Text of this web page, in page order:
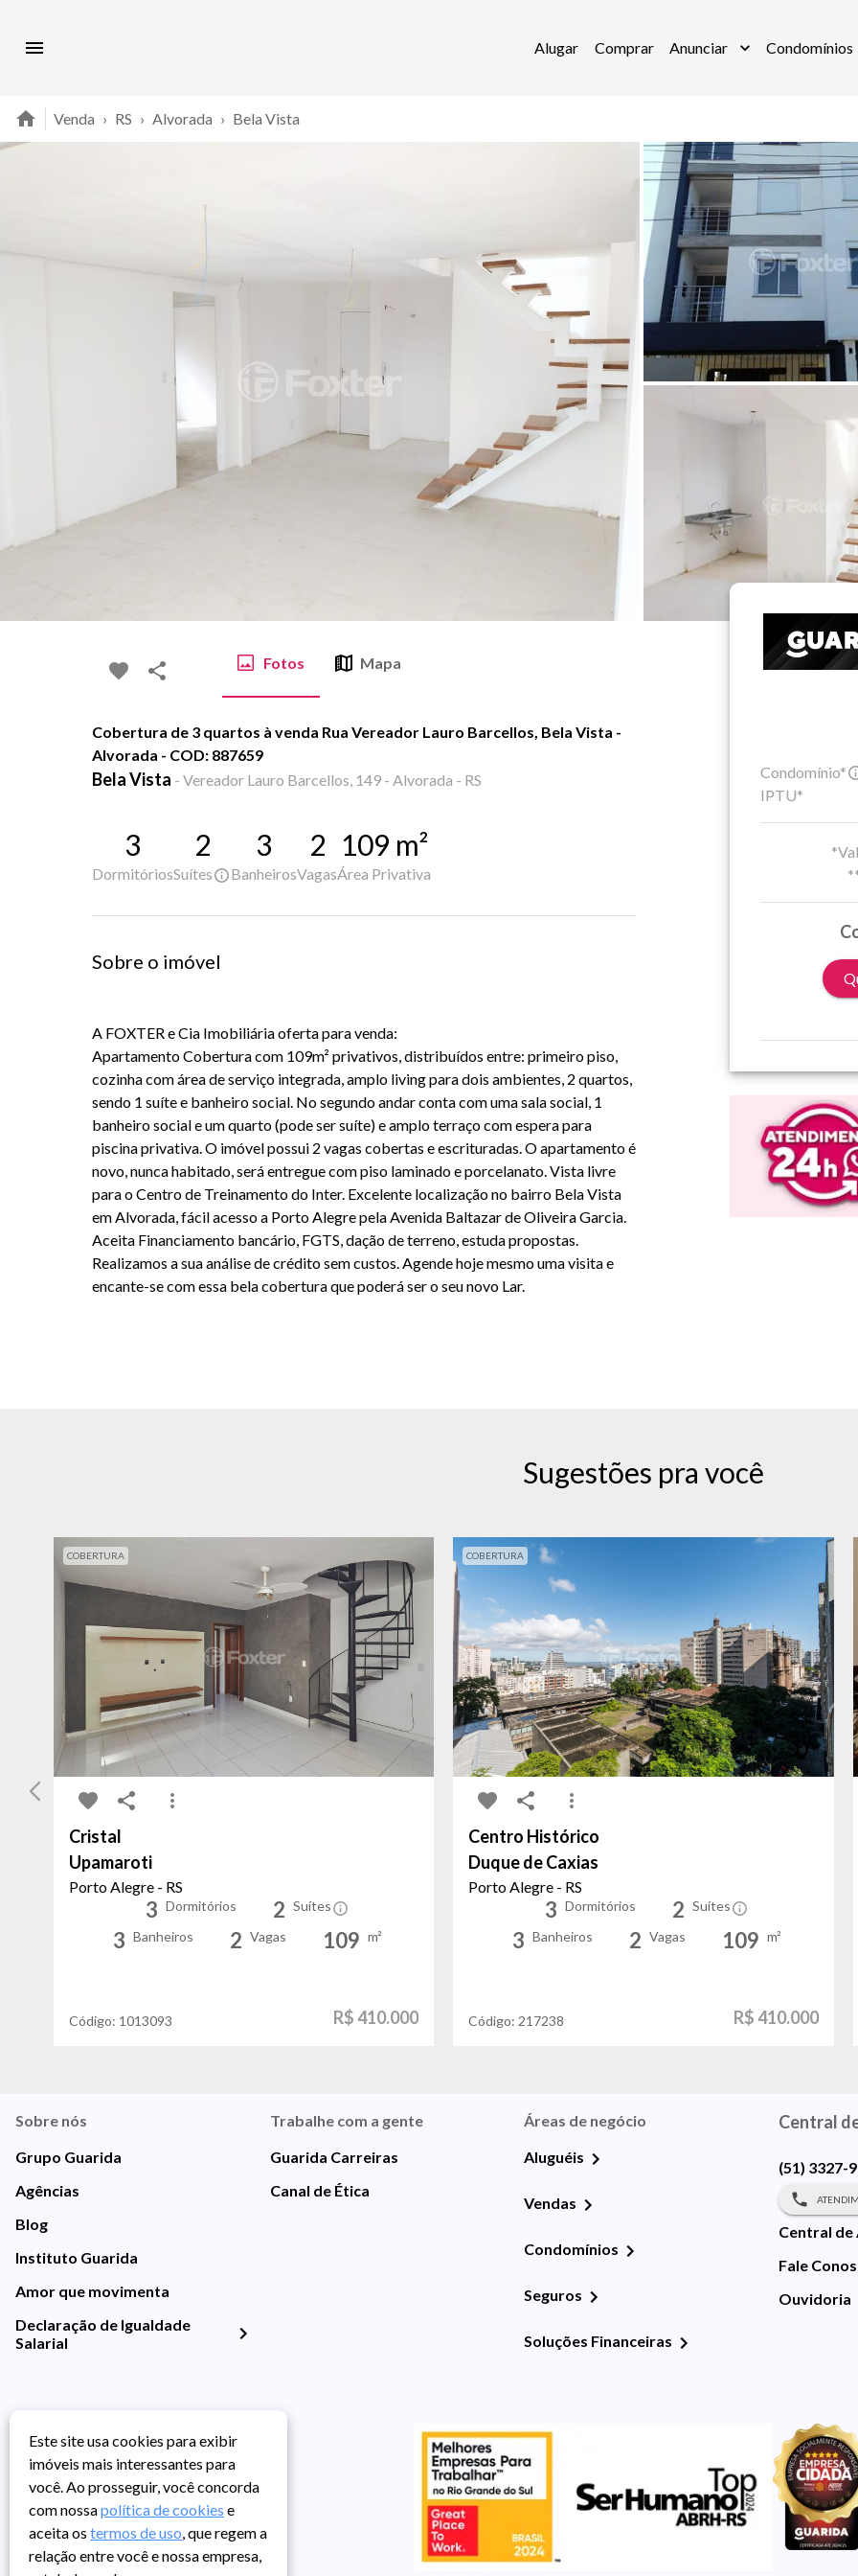
Alugar Comprar Anunciar Condomínios
Venda › RS › Alvorada › Bela Vista
Fotos Mapa
Cobertura de 3 quartos à venda Rua Vereador Lauro Barcellos, Bela Vista -
Alvorada - COD: 887659
Bela Vista - Vereador Lauro Barcellos, 149 - Alvorada - RS
3
Dormitórios
2
Suítes
3
Banheiros
2
Vagas
109 m²
Área Privativa
Sobre o imóvel
A FOXTER e Cia Imobiliária oferta para venda:
Apartamento Cobertura com 109m² privativos, distribuídos entre: primeiro piso,
cozinha com área de serviço integrada, amplo living para dois ambientes, 2 quartos,
sendo 1 suíte e banheiro social. No segundo andar conta com uma sala social, 1
banheiro social e um quarto (pode ser suíte) e amplo terraço com espera para
piscina privativa. O imóvel possui 2 vagas cobertas e escrituradas. O apartamento é
novo, nunca habitado, será entregue com piso laminado e porcelanato. Vista livre
para o Centro de Treinamento do Inter. Excelente localização no bairro Bela Vista
em Alvorada, fácil acesso a Porto Alegre pela Avenida Baltazar de Oliveira Garcia.
Aceita Financiamento bancário, FGTS, dação de terreno, estuda propostas.
Realizamos a sua análise de crédito sem custos. Agende hoje mesmo uma visita e
encante-se com essa bela cobertura que poderá ser o seu novo Lar.
Condomínio*
IPTU*
Sugestões pra você
COBERTURA
Cristal
Upamaroti
Porto Alegre - RS
3 Dormitórios 2 Suítes
3 Banheiros 2 Vagas 109 m²
Código: 1013093 R$ 410.000
COBERTURA
Centro Histórico
Duque de Caxias
Porto Alegre - RS
3 Dormitórios 2 Suítes
3 Banheiros 2 Vagas 109 m²
Código:217238 R$ 410.000
Sobre nós
Grupo Guarida
Agências
Blog
Instituto Guarida
Amor que movimenta
Declaração de Igualdade
Salarial
Trabalhe com a gente
Guarida Carreiras
Canal de Ética
Áreas de negócio
Aluguéis
Vendas
Condomínios
Seguros
Soluções Financeiras
Central
(51) 3327-
Central de
Fale
Ouvidoria
Este site usa cookies para exibir
imóveis mais interessantes para
você. Ao prosseguir, você concorda
com nossapolítica de cookies e
aceita os termos de uso, que regem a
relação entre você e nossa empresa,